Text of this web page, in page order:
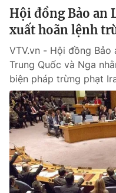
Góc doanh nghiệp
Truyền hình
Hậu trường
Nhân vật
Khán giả
Giải sao mai
Giải trí
Điện ảnh
Âm nhạc
Sao
Đời sống
Du lịch
Làm đẹp
Chất lượng cuộc sống
Giáo dục
Tuyển sinh
Học trực tuyến
Công nghệ
Hitech Công nghệ
Giao lưu trực tuyến
Hội đồng Bảo an
xuất hoãn lệnh
VTV.vn - Hội đồng
Trung Quốc và Nga
biện pháp trừng phạt